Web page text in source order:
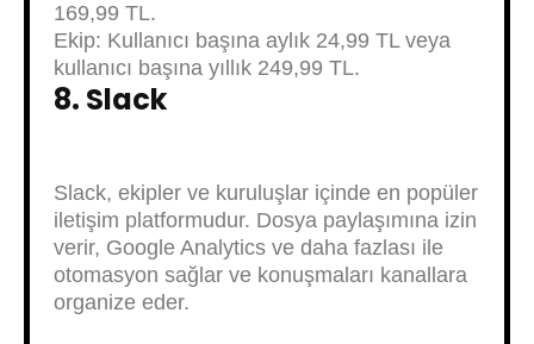
169,99 TL.
Ekip: Kullanıcı başına aylık 24,99 TL veya
kullanıcı başına yıllık 249,99 TL.
8. Slack
Slack, ekipler ve kuruluşlar içinde en popüler
iletişim platformudur. Dosya paylaşımına izin
verir, Google Analytics ve daha fazlası ile
otomasyon sağlar ve konuşmaları kanallara
organize eder.